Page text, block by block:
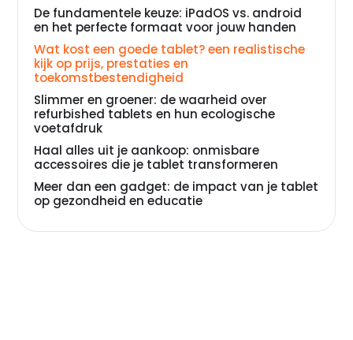
De fundamentele keuze: iPadOS vs. android
en het perfecte formaat voor jouw handen
Wat kost een goede tablet? een realistische
kijk op prijs, prestaties en
toekomstbestendigheid
Slimmer en groener: de waarheid over
refurbished tablets en hun ecologische
voetafdruk
Haal alles uit je aankoop: onmisbare
accessoires die je tablet transformeren
Meer dan een gadget: de impact van je tablet
op gezondheid en educatie